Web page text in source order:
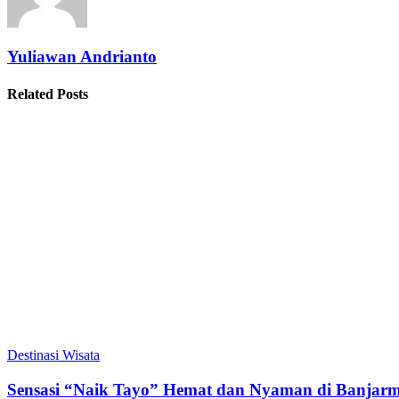
Yuliawan Andrianto
Related Posts
Destinasi Wisata
Sensasi “Naik Tayo” Hemat dan Nyaman di